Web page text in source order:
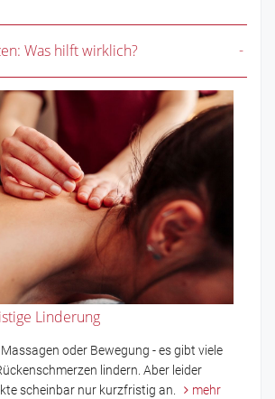
Was hilft wirklich?
Linderung
oder Bewegung - es gibt viele
lindern. Aber leider
scheinbar nur kurzfristig an.
mehr